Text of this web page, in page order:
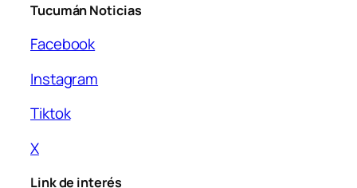
Tucumán Noticias
Facebook
Instagram
Tiktok
X
Link de interés